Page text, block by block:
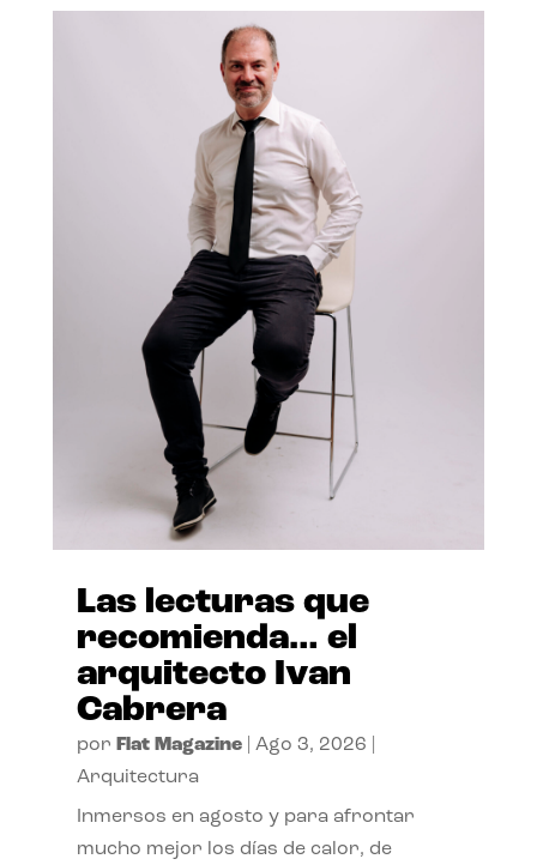
Las lecturas que
recomienda… el
arquitecto Ivan
Cabrera
por Flat Magazine| Ago 3, 2026
Arquitectura
Inmersos en agosto y para afrontar
mucho mejor los días de calor, de